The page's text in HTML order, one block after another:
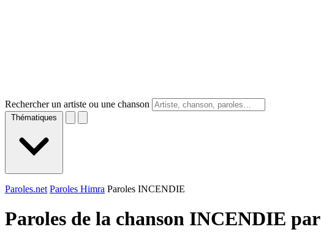
Rechercher un artiste ou une chanson
Thématiques
Paroles.net Paroles Himra Paroles INCENDIE
Paroles de la chanson INCENDIE par